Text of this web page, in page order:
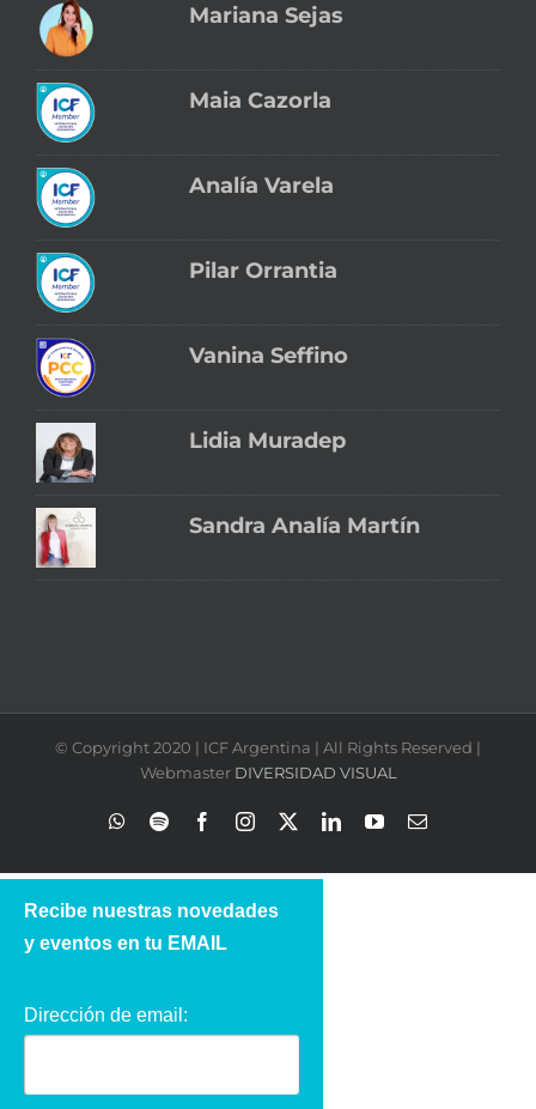
Mariana Sejas
Maia Cazorla
Analía Varela
Pilar Orrantia
Vanina Seffino
Lidia Muradep
Sandra Analía Martín
© Copyright 2020 | ICF Argentina | All Rights Reserved |
Webmaster DIVERSIDAD VISUAL
WhatsApp
Spotify FacebookInstagram LinkedInYouTubeCorreo
Recibe nuestras novedades
y eventos en tu EMAIL
Dirección de email: